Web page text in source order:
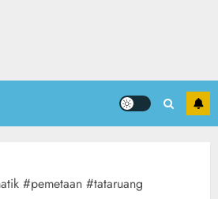
#pemetaan #tataruang